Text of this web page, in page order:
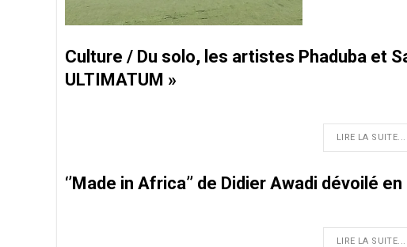
Culture / Du solo, les artistes Phaduba et
ULTIMATUM »
LIRE LA SUITE...
‘’Made in Africa’’ de Didier Awadi dévoilé
LIRE LA SUITE...